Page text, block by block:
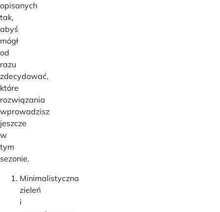
opisanych
tak,
abyś
mógł
od
razu
zdecydować,
które
rozwiązania
wprowadzisz
jeszcze
w
tym
sezonie.
Minimalistyczna
zieleń
i